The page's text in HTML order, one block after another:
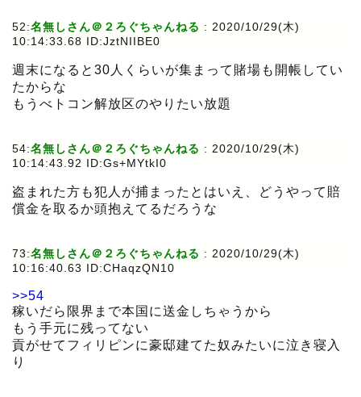
52:名無しさん＠２ろぐちゃんねる : 2020/10/29(木)
10:14:33.68 ID:JztNIIBE0
週末になると30人くらいが集まって賭場も開帳してい
たからな
もうべトコン解放区のやりたい放題
54:名無しさん＠２ろぐちゃんねる : 2020/10/29(木)
10:14:43.92 ID:Gs+MYtkI0
盗まれた方も犯人が捕まったとはいえ、どうやって賠
償金を取るか頭抱えてるだろうな
73:名無しさん＠２ろぐちゃんねる : 2020/10/29(木)
10:16:40.63 ID:CHaqzQN10
>>54
稼いだら限界まで本国に送金しちゃうから
もう手元に残ってない
貢がせてフィリピンに豪邸建てた奴みたいに泣き寝入
り